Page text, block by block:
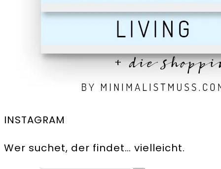
INSTAGRAM
Wer suchet, der findet… vielleicht.